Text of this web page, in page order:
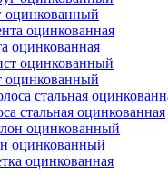
оцинкованный
оцинкованная
оцинкованный
стальная оцинкованная
оцинкованный